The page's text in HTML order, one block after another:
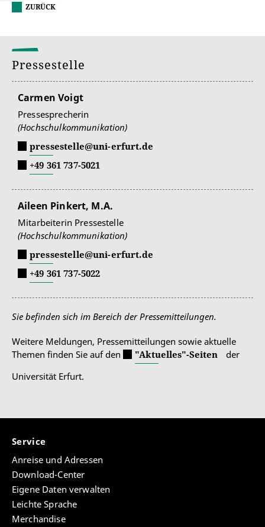
ZURÜCK
Pressestelle
Carmen Voigt
Pressesprecherin
(Hochschulkommunikation)
pressestelle@uni-erfurt.de
+49 361 737-5021
Aileen Pinkert, M.A.
Mitarbeiterin Pressestelle
(Hochschulkommunikation)
pressestelle@uni-erfurt.de
+49 361 737-5022
Sie befinden sich im Bereich der Pressemitteilungen.
Weitere Meldungen, Pressemitteilungen sowie aktuelle
Themen finden Sie auf den
"Aktuelles"-Seiten
der
Universität Erfurt.
Service
Anreise und Adressen
Download-Center
Eigene Daten verwalten
Leichte Sprache
Merchandise